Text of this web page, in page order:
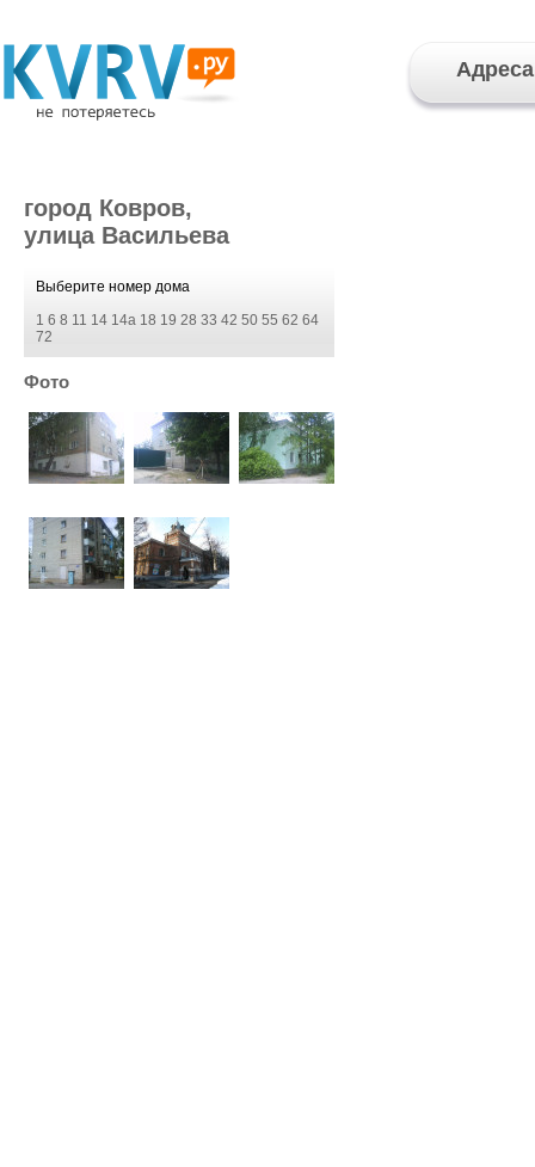
Адреса
город Ковров,
улица Васильева
Выберите номер дома
1 6 8 11 14 14а 18 19 28 33 42 50 55 62 64
72
Фото